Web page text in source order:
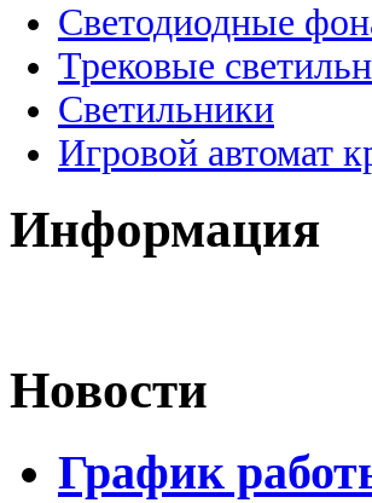
Светодиодные
Трековые
Светильники
Игровой автомат
Информация
Новости
График